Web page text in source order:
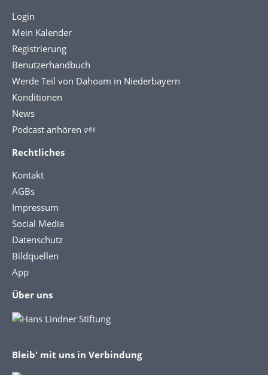
Login
Mein Kalender
Registrierung
Benutzerhandbuch
Werde Teil von Dahoam in Niederbayern
Konditionen
News
Podcast anhören 🕬
Rechtliches
Kontakt
AGBs
Impressum
Social Media
Datenschutz
Bildquellen
App
Über uns
Bleib' mit uns in Verbindung